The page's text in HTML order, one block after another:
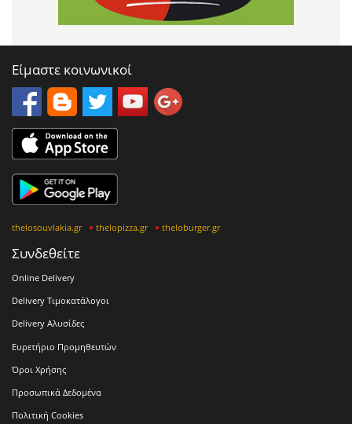
Είμαστε κοινωνικοί
thelosouvlakia.gr thelopizza.gr theloburger.gr
Συνδεθείτε
Online Delivery
Delivery Τιμοκατάλογοι
Delivery Αλυσίδες
Ευρετήριο Προμηθευτών
Όροι Χρήσης
Προσωπικά Δεδομένα
Πολιτική Cookies